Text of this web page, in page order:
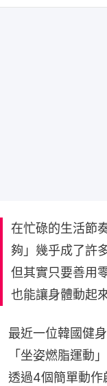
在忙碌的生活節
夠」幾乎成了許
但其實只要善用
也能讓身體動起
最近一位韓國健
「坐姿燃脂運動
透過4個簡單動作